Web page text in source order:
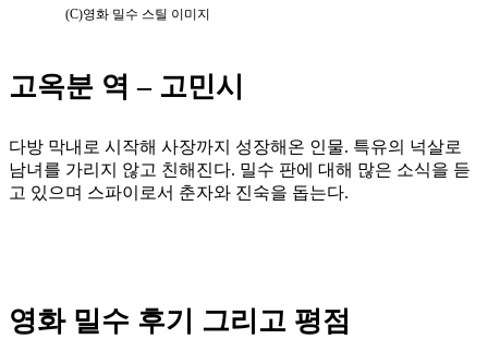
(C)영화 밀수 스틸 이미지
고옥분 역 – 고민시
다방 막내로 시작해 사장까지 성장해온 인물. 특유의 넉살로
남녀를 가리지 않고 친해진다. 밀수 판에 대해 많은 소식을 듣
고 있으며 스파이로서 춘자와 진숙을 돕는다.
영화 밀수 후기 그리고 평점